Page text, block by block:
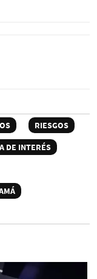
RIESGOS
DE INTERÉS